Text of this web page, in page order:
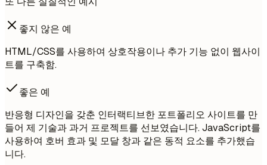
좋지 않은 예
HTML/CSS를 사용하여 상호작용이나 추가 기능 없이 웹사이
트를 구축함.
좋은 예
반응형 디자인을 갖춘 인터랙티브한 포트폴리오 사이트를 만
들어 제 기술과 과거 프로젝트를 선보였습니다. JavaScript를
사용하여 호버 효과 및 모달 창과 같은 동적 요소를 추가했습
니다.